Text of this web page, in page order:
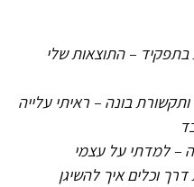
בתפקיד – התוצאות שלי
בונה – ראיתי עלייה
– למדתי על עצמי
וכלים איך להשיגן